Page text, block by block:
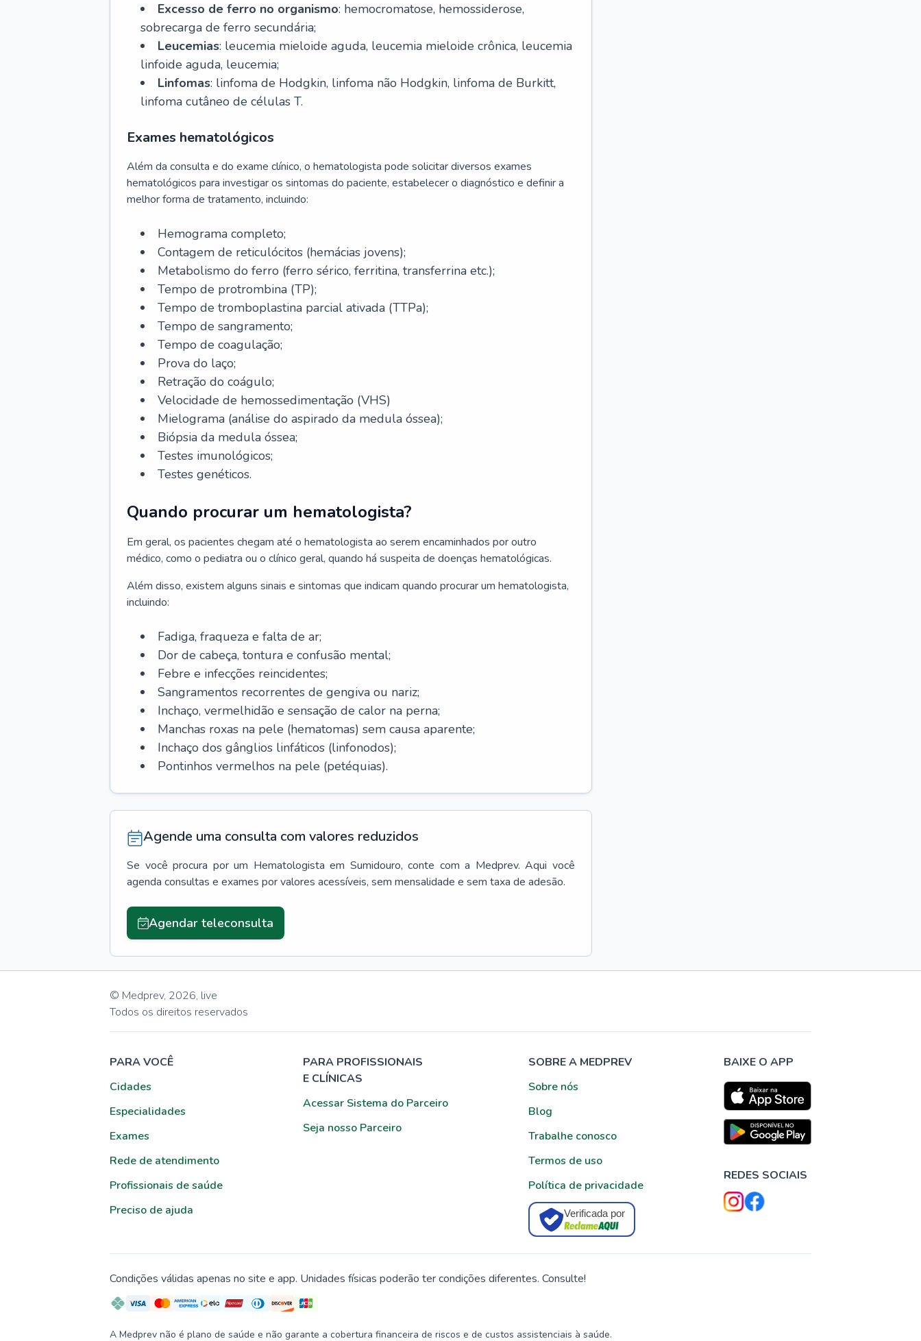
Excesso de ferro no organismo: hemocromatose, hemossiderose,
sobrecarga de ferro secundária;
Leucemias: leucemia mieloide aguda, leucemia mieloide crônica, leucemia
linfoide aguda, leucemia;
Linfomas: linfoma de Hodgkin, linfoma não Hodgkin, linfoma de Burkitt,
linfoma cutâneo de células T.
Exames hematológicos
Além da consulta e do exame clínico, o hematologista pode solicitar diversos exames
hematológicos para investigar os sintomas do paciente, estabelecer o diagnóstico e definir a
melhor forma de tratamento, incluindo:
Hemograma completo;
Contagem de reticulócitos (hemácias jovens);
Metabolismo do ferro (ferro sérico, ferritina, transferrina etc.);
Tempo de protrombina (TP);
Tempo de tromboplastina parcial ativada (TTPa);
Tempo de sangramento;
Tempo de coagulação;
Prova do laço;
Retração do coágulo;
Velocidade de hemossedimentação (VHS)
Mielograma (análise do aspirado da medula óssea);
Biópsia da medula óssea;
Testes imunológicos;
Testes genéticos.
Quando procurar um hematologista?
Em geral, os pacientes chegam até o hematologista ao serem encaminhados por outro
médico, como o pediatra ou o clínico geral, quando há suspeita de doenças hematológicas.
Além disso, existem alguns sinais e sintomas que indicam quando procurar um hematologista,
incluindo:
Fadiga, fraqueza e falta de ar;
Dor de cabeça, tontura e confusão mental;
Febre e infecções reincidentes;
Sangramentos recorrentes de gengiva ou nariz;
Inchaço, vermelhidão e sensação de calor na perna;
Manchas roxas na pele (hematomas) sem causa aparente;
Inchaço dos gânglios linfáticos (linfonodos);
Pontinhos vermelhos na pele (petéquias).
Agende uma consulta com valores reduzidos
Se você procura por um Hematologista em Sumidouro, conte com a Medprev. Aqui você
agenda consultas e exames por valores acessíveis, sem mensalidade e sem taxa de adesão.
Agendar teleconsulta
© Medprev, 2026, live
Todos os direitos reservados
PARA VOCÊ
Cidades
Especialidades
Exames
Rede de atendimento
Profissionais de saúde
Preciso de ajuda
PARA PROFISSIONAIS
E CLÍNICAS
Acessar Sistema do Parceiro
Seja nosso Parceiro
SOBRE A MEDPREV
Sobre nós
Blog
Trabalhe conosco
Termos de uso
Política de privacidade
Verificada por
BAIXE O APP
REDES SOCIAIS
Condições válidas apenas no site e app. Unidades físicas poderão ter condições diferentes. Consulte!
A Medprev não é plano de saúde e não garante a cobertura financeira de riscos e de custos assistenciais à saúde.